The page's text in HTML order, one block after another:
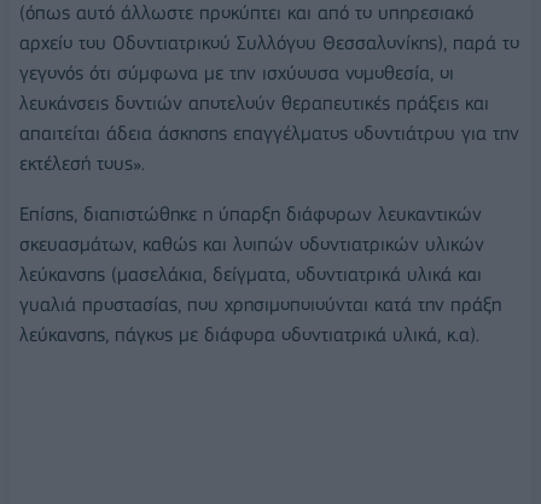
(όπως αυτό άλλωστε προκύπτει και από το υπηρεσιακό
αρχείο του Οδοντιατρικού Συλλόγου Θεσσαλονίκης), παρά το
γεγονός ότι σύμφωνα με την ισχύουσα νομοθεσία, οι
λευκάνσεις δοντιών αποτελούν θεραπευτικές πράξεις και
απαιτείται άδεια άσκησης επαγγέλματος οδοντιάτρου για την
εκτέλεσή τους».
Επίσης, διαπιστώθηκε η ύπαρξη διάφορων λευκαντικών
σκευασμάτων, καθώς και λοιπών οδοντιατρικών υλικών
λεύκανσης (μασελάκια, δείγματα, οδοντιατρικά υλικά και
γυαλιά προστασίας, που χρησιμοποιούνται κατά την πράξη
λεύκανσης, πάγκος με διάφορα οδοντιατρικά υλικά, κ.α).